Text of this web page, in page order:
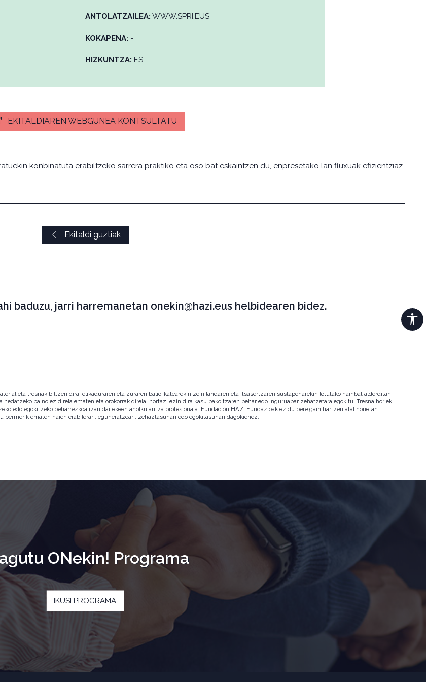
ANTOLATZAILEA: WWW.SPRI.EUS
KOKAPENA: -
HIZKUNTZA: ES
EKITALDIAREN WEBGUNEA KONTSULTATU
konbinatuta erabiltzeko sarrera praktiko eta oso bat eskaintzen du, enpresetako lan fluxuak efizientziaz
Ekitaldi guztiak
baduzu, jarri harremanetan onekin@hazi.eus helbidearen bidez.
eta tresnak biltzen dira, elikaduraren eta zuraren balio-katearekin zein landaren eta itsasertzaren sustapenarekin lotutako hainbat alderditan
baino ez direla ematen eta orokorrak direla; hortaz, ezin dira kasu bakoitzaren behar edo inguruabar zehatzetara egokitu. Tresna horiek
edo egokitzeko beharrezkoa izan daitekeen aholkularitza profesionala. Fundación HAZI Fundazioak ez du bere gain hartzen atal honetan
ematen haien erabilerari, eguneratzeari, zehaztasunari edo egokitasunari dagokienez.
ONekin! Programa
IKUSI PROGRAMA